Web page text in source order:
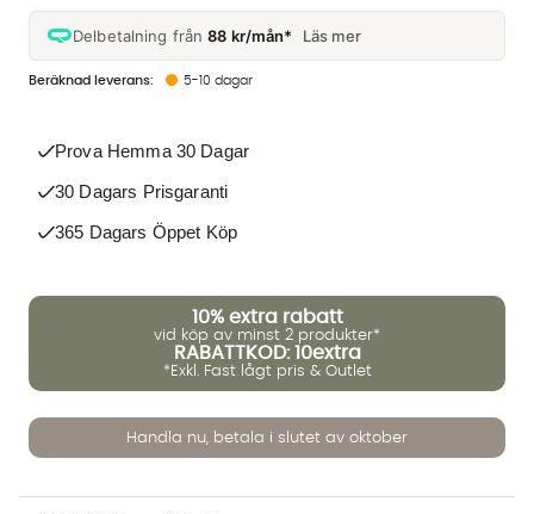
Delbetalning från88 kr/mån* Läs mer
5-10 dagar
Prova Hemma 30 Dagar
30 Dagars Prisgaranti
365 Dagars Öppet Köp
10% extra rabatt
vid köp av minst 2 produkter*
RABATTKOD: 10extra
*Exkl. Fast lågt pris & Outlet
Handla nu, betala i slutet av oktober
sparas i upp till 24 timmar för att kunna hjälpa dig. Vi delar
inte dina uppgifter med tredje part. Läs mer i vår
integritetspolicy.
Jag godkänner att konversationen sparas